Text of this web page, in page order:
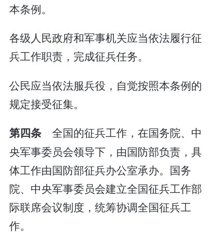
本条例。
各级人民政府和军事机关应当依法履行征
兵工作职责，完成征兵任务。
公民应当依法服兵役，自觉按照本条例的
规定接受征集。
第四条 全国的征兵工作，在国务院、中
央军事委员会领导下，由国防部负责，具
体工作由国防部征兵办公室承办。国务
院、中央军事委员会建立全国征兵工作部
际联席会议制度，统筹协调全国征兵工
作。